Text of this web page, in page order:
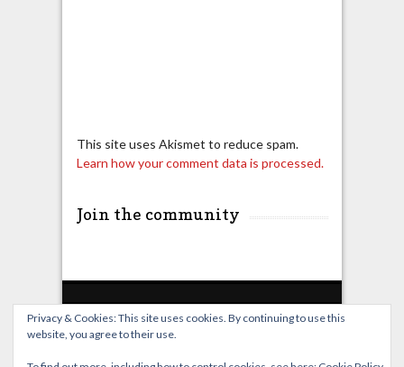
This site uses Akismet to reduce spam.
Learn how your comment data is processed.
Join the community
Home Live Broadcast
Privacy & Cookies: This site uses cookies. By continuing to use this
website, you agree to their use.